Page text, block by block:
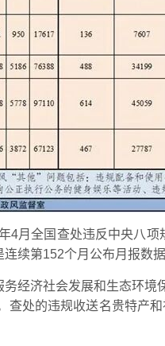
4月全国查处违反中央八
续第152个月公布月报数据
经济社会发展和生态环
查处的违规收送名贵特产